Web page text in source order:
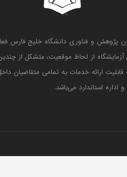
از لحاظ موقعیت، متشکل از
قابلیت ارائه خدمات به تمامی متقاضیان
استاندارد می‌باشد.